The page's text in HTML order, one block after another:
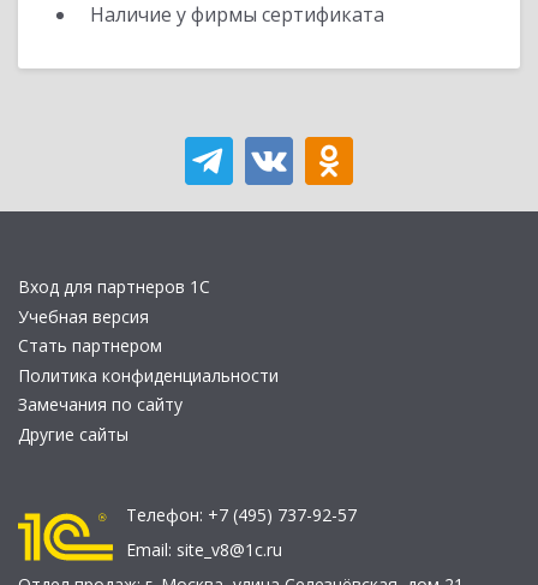
Наличие у фирмы сертификата
Вход для партнеров 1С
Учебная версия
Стать партнером
Политика конфиденциальности
Замечания по сайту
Другие сайты
Телефон: +7 (495) 737-92-57
Email: site_v8@1c.ru